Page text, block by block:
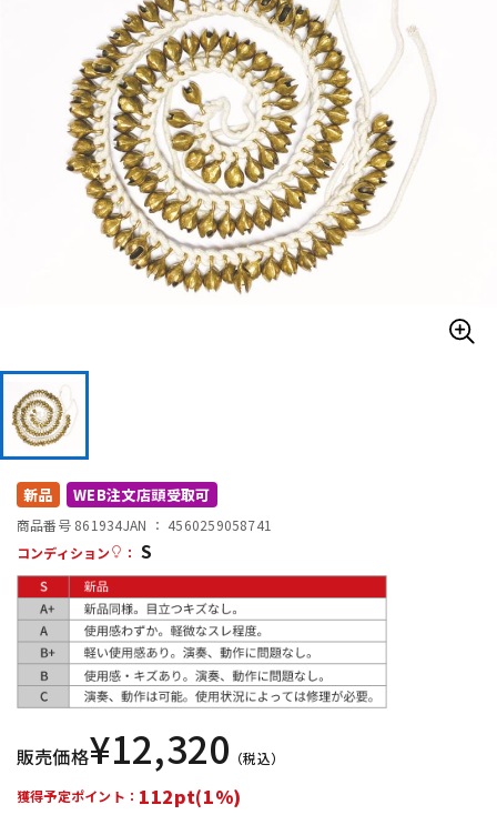
ドラム パーカッション
キーボード 電子ピアノ
管楽器 その他楽器
配信/ライブ機器
中古
新品 WEB注文店頭受取可
商品番号 861934JAN ： 4560259058741
コンディション
： S
販売価格¥12,320 （税込）
獲得予定ポイント： 112pt(1%)